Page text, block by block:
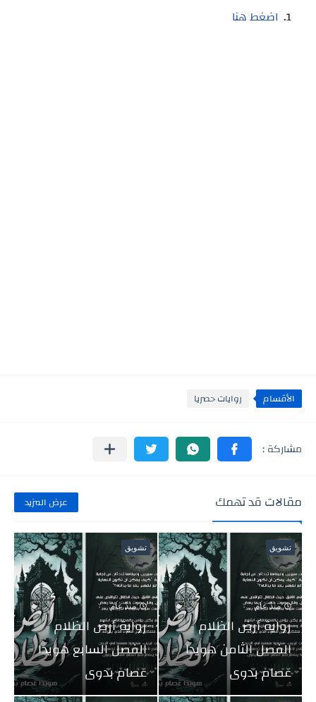
اضغط هنا
الأقسام روايات حصريا
مقالات قد تهمك عرض المزيد
تشويق
منذ عام
رواية أرض الظلام
الفصل الثامن هويدا
عصام بدوى
تشويق
منذ عام
رواية أرض الظلام
الفصل السابع هويدا
عصام بدوى